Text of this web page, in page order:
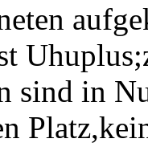
sind in